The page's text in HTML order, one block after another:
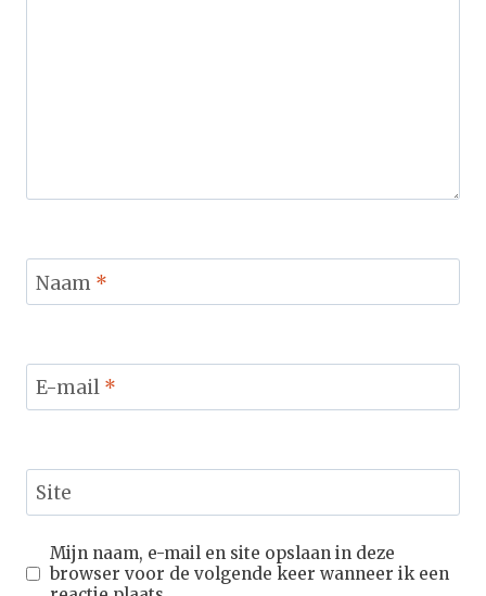
Naam *
E-mail *
Site
Mijn naam, e-mail en site opslaan in deze
browser voor de volgende keer wanneer ik een